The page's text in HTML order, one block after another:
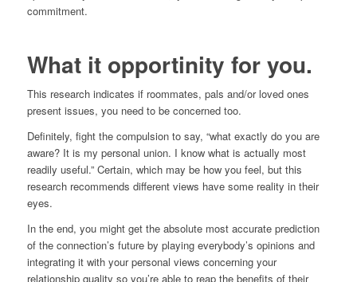
commitment.
What it opportinity for you.
This research indicates if roommates, pals and/or loved ones
present issues, you need to be concerned too.
Definitely, fight the compulsion to say, “what exactly do you are
aware? It is my personal union. I know what is actually most
readily useful.” Certain, which may be how you feel, but this
research recommends different views have some reality in their
eyes.
In the end, you might get the absolute most accurate prediction
of the connection’s future by playing everybody’s opinions and
integrating it with your personal views concerning your
relationship quality so you’re able to reap the benefits of their